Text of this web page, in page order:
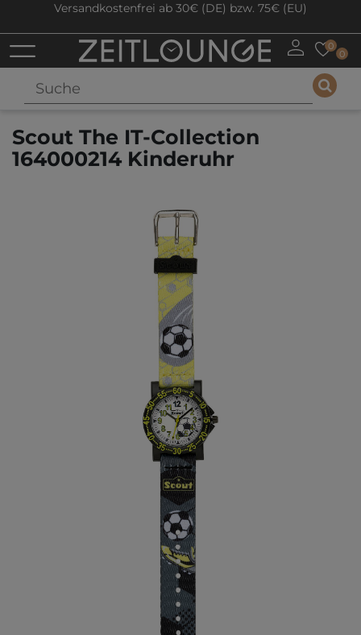
Versandkostenfrei ab 30€ (DE) bzw. 75€ (EU)
0
0
Scout The IT-Collection
164000214 Kinderuhr